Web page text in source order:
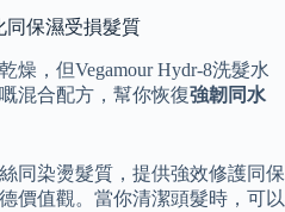
同保濕受損髮質
燥，但Vegamour Hydr-8洗髮水
混合配方，幫你恢復強韌同水
同染燙髮質，提供強效修護同保
價值觀。當你清潔頭髮時，可以